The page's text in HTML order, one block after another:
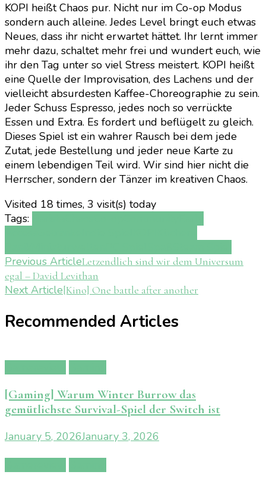
KOPI heißt Chaos pur. Nicht nur im Co-op Modus
sondern auch alleine. Jedes Level bringt euch etwas
Neues, dass ihr nicht erwartet hättet. Ihr lernt immer
mehr dazu, schaltet mehr frei und wundert euch, wie
ihr den Tag unter so viel Stress meistert. KOPI heißt
eine Quelle der Improvisation, des Lachens und der
vielleicht absurdesten Kaffee-Choreographie zu sein.
Jeder Schuss Espresso, jedes noch so verrückte
Essen und Extra. Es fordert und beflügelt zu gleich.
Dieses Spiel ist ein wahrer Rausch bei dem jede
Zutat, jede Bestellung und jeder neue Karte zu
einem lebendigen Teil wird. Wir sind hier nicht die
Herrscher, sondern der Tänzer im kreativen Chaos.
Visited 18 times, 3 visit(s) today
Tags:
Post
Navigation
Previous ArticleLetzendlich sind wir dem Universum
egal – David Levithan
Next Article[Kino] One battle after another
Recommended Articles
[Gaming] Warum Winter Burrow das
gemütlichste Survival-Spiel der Switch ist
January 5, 2026January 3, 2026